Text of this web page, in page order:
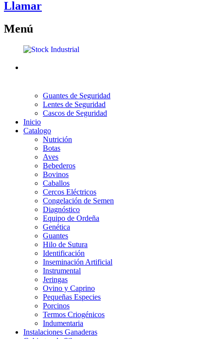
Llamar
Menú
Guantes de Seguridad
Lentes de Seguridad
Cascos de Seguridad
Inicio
Catalogo
Nutrición
Botas
Aves
Bebederos
Bovinos
Caballos
Cercos Eléctricos
Congelación de Semen
Diagnóstico
Equipo de Ordeña
Genética
Guantes
Hilo de Sutura
Identificación
Inseminación Artificial
Instrumental
Jeringas
Ovino y Caprino
Pequeñas Especies
Porcinos
Termos Criogénicos
Indumentaria
Instalaciones Ganaderas